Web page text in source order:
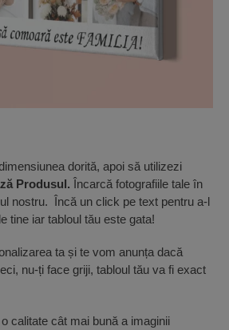
dorită, apoi să utilizezi
Produsul. Încarcă fotografiile tale în
nostru. Încă un click pe text pentru a-l
tine iar tabloul tău este gata!
ta și te vom anunța dacă
nu-ți face griji, tabloul tău va fi exact
calitate cât mai bună a imaginii